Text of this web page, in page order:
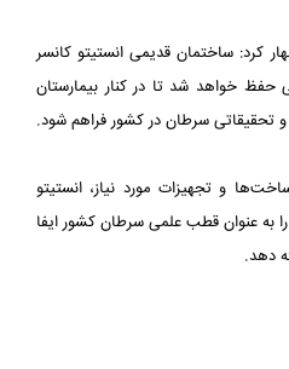
کرد: ساختمان قدیمی انستیتو کانسر
حفظ خواهد شد تا در کنار بیمارستان
تحقیقاتی سرطان در کشور فراهم شود.
و تجهیزات مورد نیاز، انستیتو
به عنوان قطب علمی سرطان کشور ایفا
دهد.